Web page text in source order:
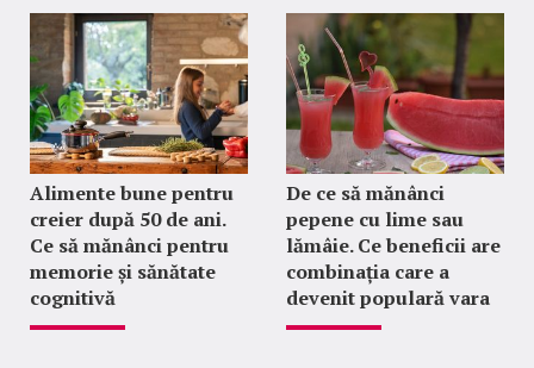
Alimente bune pentru
creier după 50 de ani.
Ce să mănânci pentru
memorie și sănătate
cognitivă
De ce să mănânci
pepene cu lime sau
lămâie. Ce beneficii are
combinația care a
devenit populară vara